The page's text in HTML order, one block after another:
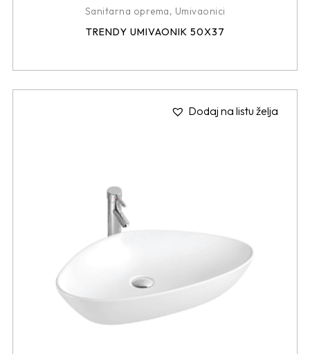
Sanitarna oprema, Umivaonici
TRENDY UMIVAONIK 50X37
Dodaj na listu želja